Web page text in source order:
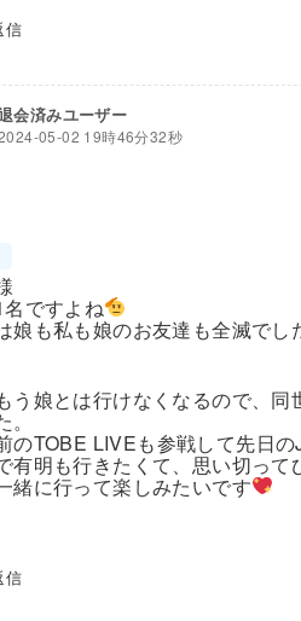
信
会済みユーザー
05-02 19時46分32秒
ですよね
娘も私も娘のお友達も全滅でし
う娘とは行けなくなるので、
のTOBE LIVEも参戦して先日
有明も行きたくて、思い切って
緒に行って楽しみたいです
信